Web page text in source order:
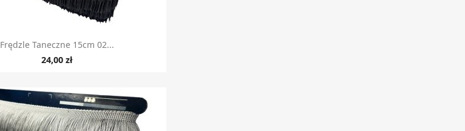
Szybki podgląd
Frędzle Taneczne 15cm 02...
24,00 zł